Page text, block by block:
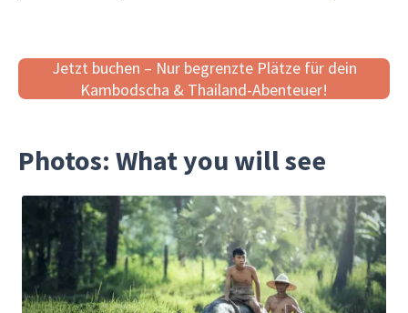
Jetzt buchen – Nur begrenzte Plätze für dein
Kambodscha & Thailand-Abenteuer!
Photos: What you will see